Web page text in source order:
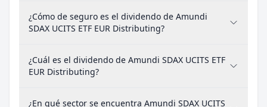
¿Cómo de seguro es el dividendo de Amundi
SDAX UCITS ETF EUR Distributing?
¿Cuál es el dividendo de Amundi SDAX UCITS ETF
EUR Distributing?
¿En qué sector se encuentra Amundi SDAX UCITS